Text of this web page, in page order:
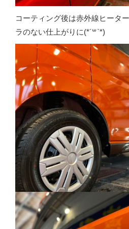
コーティング後は赤外線ヒータ
ラのない仕上がりに(*´꒳`*)